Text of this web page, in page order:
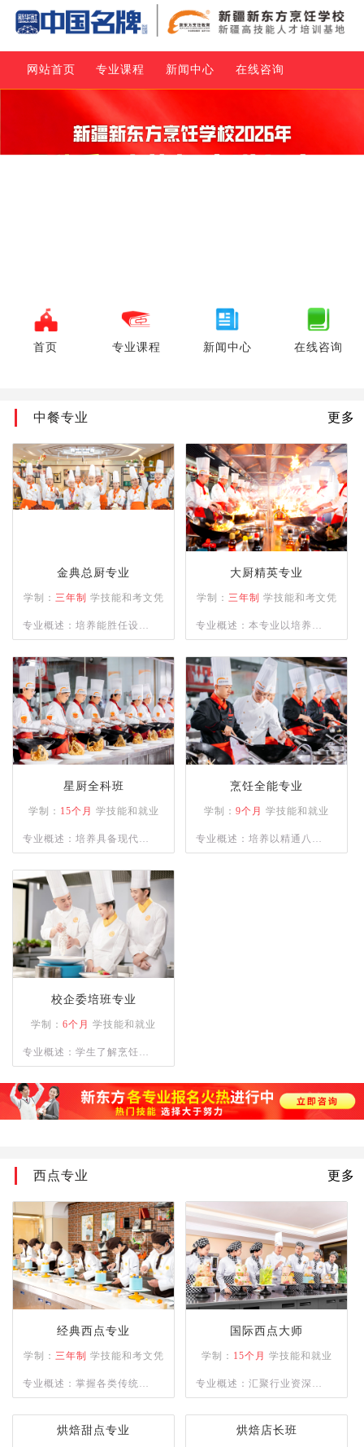
网站首页 专业课程 新闻中心 在线咨询
首页 专业课程 新闻中心 在线咨询
中餐专业 更多
金典总厨专业
学制： 三年制 学技能和考文凭
专业概述：培养能胜任设计
席菜单与制作；精通餐饮管
理、酒店运营等相关知识并
具备独立创业、创新能力强
的综合型人才。
大厨精英专业
学制： 三年制 学技能和考文凭
专业概述：本专业以培养精
苏）制作，熟练掌握冷菜、
雕刻、冷拼技术，懂经营、
善管理，并具备创业能力的
人才为目标。
星厨全科班
学制： 15个月 学技能和就业
专业概述：培养具备现代烹
理能力的高级技术应用性专
门人才。通过系统的课程设
置和实践操作，学员将熟练
掌握各类烹饪手法、刀工技
巧以及食材处理技能。
烹饪全能专业
学制：9个月 学技能和就业
专业概述：培养以精通八大
校企委培班专业
学制：6个月 学技能和就业
专业概述：学生了解烹饪的
勺功知识，以及原料的初步
加功知识；掌握烹饪切配常
浆、挂糊、勾芡、制汤、装
法、冷菜烹调技术；熟悉原
料的初步熟处理。
西点专业 更多
经典西点专业
学制： 三年制 学技能和考文凭
专业概述：掌握各类传统与
品的操作技能，具备独立运
国际西点大师
学制： 15个月 学技能和就业
专业概述：汇聚行业资深名
艺，助力学员逐梦西点领
烘焙甜点专业 烘焙店长班